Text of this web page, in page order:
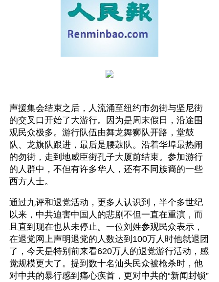
声援集会结束之后，人流涌至纽约市勿街与坚尼街
的交叉口开始了大游行。因为是周末假日，沿途围
观民众极多。游行队伍由舞龙舞狮队开路，堂鼓
队、龙旗队跟进，最后是腰鼓队。沿着华埠最热闹
的勿街，走到地威臣街孔子大厦前结束。参加游行
的人群中，不但有许多华人，还有不同族裔的一些
西方人士。
通过九评和退党活动，更多人认识到，半个多世纪
以来，中共迫害中国人的悲剧不但一直在重演，而
且直到现在也从未停止。一位刘姓参观民众表示，
在退党网上声明退党的人数达到100万人时他就退团
了，今天是特别前来看620万人的退党游行活动，感
觉规模更大了。提到数十名汕头民众被枪杀时，他
对中共的暴行感到痛心疾首，更对中共的“新闻封锁”